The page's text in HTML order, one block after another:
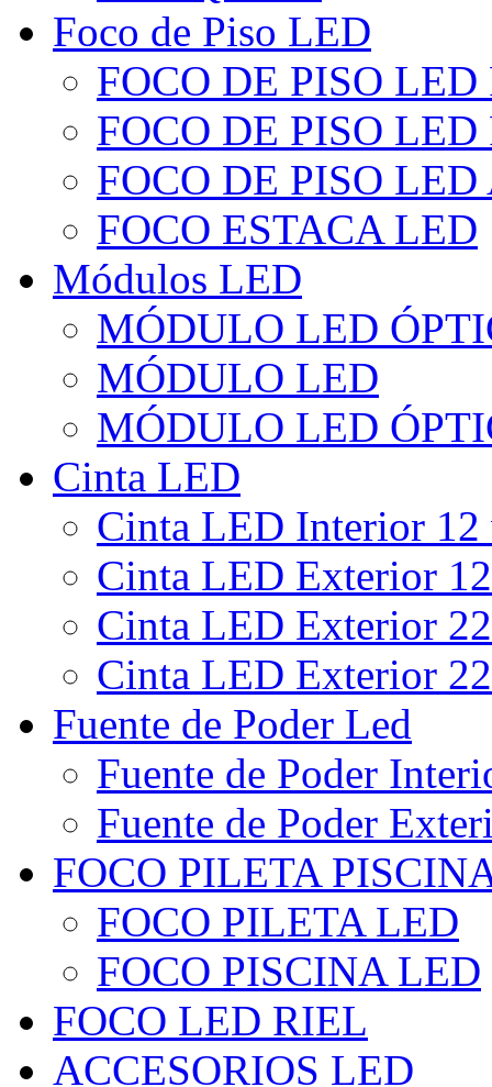
Foco de Piso LED
FOCO DE PISO
FOCO DE PISO
FOCO DE PISO
FOCO ESTACA LED
Módulos LED
MÓDULO LED
MÓDULO LED
MÓDULO LED
Cinta LED
Cinta LED Interior
Cinta LED Exterior
Cinta LED Exterior
Cinta LED Exterior
Fuente de Poder Led
Fuente de Poder
Fuente de Poder
FOCO PILETA
FOCO PILETA LED
FOCO PISCINA LED
FOCO LED RIEL
ACCESORIOS LED